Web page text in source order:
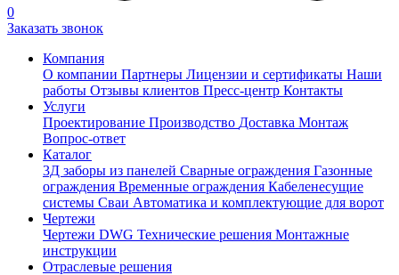
0
Заказать звонок
Компания
О компании Партнеры Лицензии и сертификаты Наши
работы Отзывы клиентов Пресс-центр Контакты
Услуги
Проектирование Производство Доставка Монтаж
Вопрос-ответ
Каталог
3Д заборы из панелей Сварные ограждения Газонные
ограждения Временные ограждения Кабеленесущие
системы Cваи Автоматика и комплектующие для ворот
Чертежи
Чертежи DWG Технические решения Монтажные
инструкции
Отраслевые решения